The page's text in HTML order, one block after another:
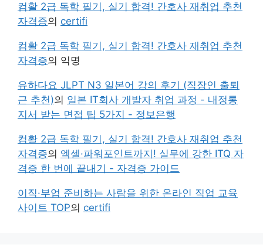
컴활 2급 독학 필기, 실기 합격! 간호사 재취업 추천
자격증의 certifi
컴활 2급 독학 필기, 실기 합격! 간호사 재취업 추천
자격증의 익명
유하다요 JLPT N3 일본어 강의 후기 (직장인 출퇴
근 추천)의 일본 IT회사 개발자 취업 과정 - 내정통
지서 받는 면접 팁 5가지 - 정보은행
컴활 2급 독학 필기, 실기 합격! 간호사 재취업 추천
자격증의 엑셀·파워포인트까지! 실무에 강한 ITQ 자
격증 한 번에 끝내기 - 자격증 가이드
이직·부업 준비하는 사람을 위한 온라인 직업 교육
사이트 TOP의 certifi